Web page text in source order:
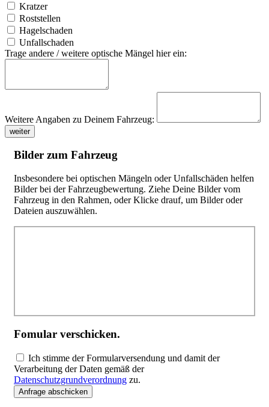
Kratzer
Roststellen
Hagelschaden
Unfallschaden
Trage andere / weitere optische Mängel hier ein:
Weitere Angaben zu Deinem Fahrzeug:
weiter
Bilder zum Fahrzeug
Insbesondere bei optischen Mängeln oder Unfallschäden helfen
Bilder bei der Fahrzeugbewertung. Ziehe Deine Bilder vom
Fahrzeug in den Rahmen, oder Klicke drauf, um Bilder oder
Dateien auszuwählen.
Fomular verschicken.
Ich stimme der Formularversendung und damit der
Verarbeitung der Daten gemäß der
Datenschutzgrundverordnung zu.
Anfrage abschicken